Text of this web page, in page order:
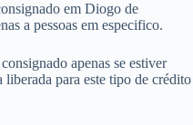
em Diogo de
a pessoas em especifico.
apenas se estiver
liberada para este tipo de crédito